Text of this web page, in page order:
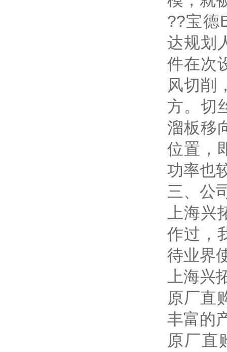
??宝德
达规划
件在次
风切削
方。切
溜板移
位置，
功率也
三、公
上海
作过，
待业界
上海兴
原厂直
丰富的
原厂直